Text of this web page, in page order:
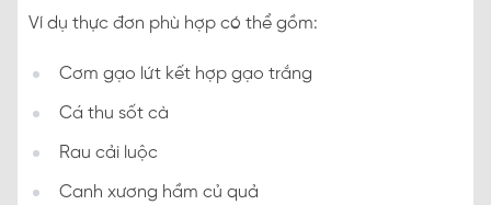
Ví dụ thực đơn phù hợp có thể gồm:
Cơm gạo lứt kết hợp gạo trắng
Cá thu sốt cà
Rau cải luộc
Canh xương hầm củ quả